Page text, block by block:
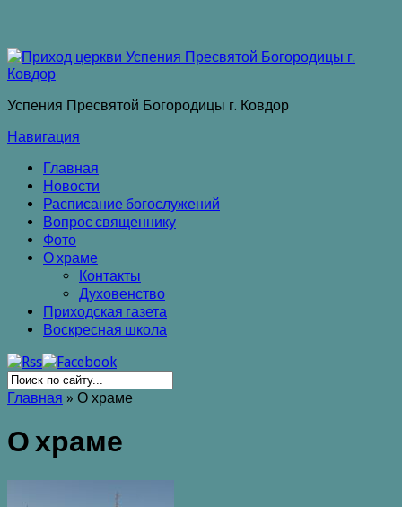
Успения Пресвятой Богородицы г. Ковдор
Навигация
Главная
Новости
Расписание богослужений
Вопрос священнику
Фото
О храме
Контакты
Духовенство
Приходская газета
Воскресная школа
Главная » О храме
О храме